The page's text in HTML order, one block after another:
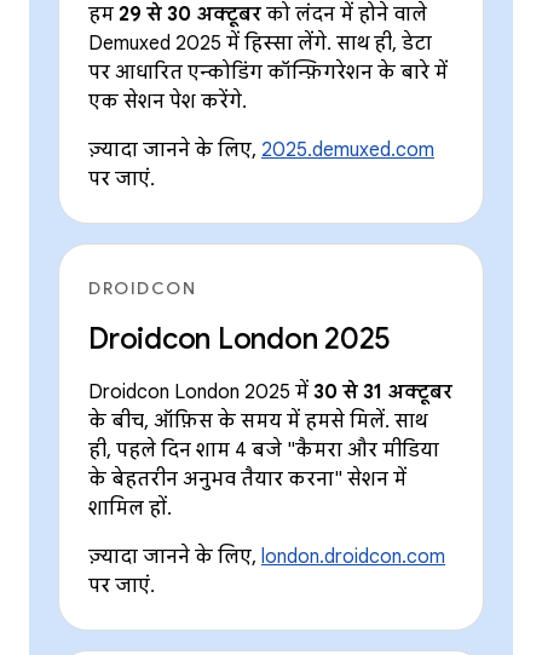
हम 29 से 30 अक्टूबर को लंदन में होने वाले
Demuxed 2025 में हिस्सा लेंगे. साथ ही, डेटा
पर आधारित एन्कोडिंग कॉन्फ़िगरेशन के बारे में
एक सेशन पेश करेंगे.
ज़्यादा जानने के लिए, 2025.demuxed.com
पर जाएं.
DROIDCON
Droidcon London 2025
Droidcon London 2025 में 30 से 31 अक्टूबर
के बीच, ऑफ़िस के समय में हमसे मिलें. साथ
ही, पहले दिन शाम 4 बजे "कैमरा और मीडिया
के बेहतरीन अनुभव तैयार करना" सेशन में
शामिल हों.
ज़्यादा जानने के लिए, london.droidcon.com
पर जाएं.